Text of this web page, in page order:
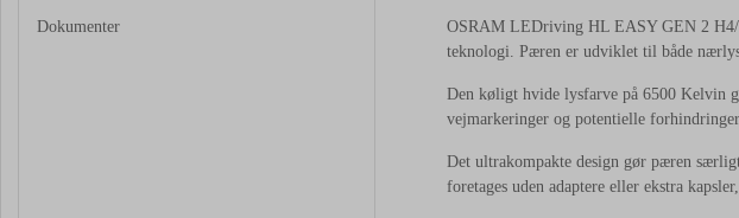
Dokumenter OSRAM LEDriving HL EASY GEN 2 H4/
teknologi. Pæren er udviklet til både
Den køligt hvide lysfarve på 6500 Kelvin
vejmarkeringer og potentielle forhindringer.
Det ultrakompakte design gør pæren
foretages uden adaptere eller ekstra kapsler,